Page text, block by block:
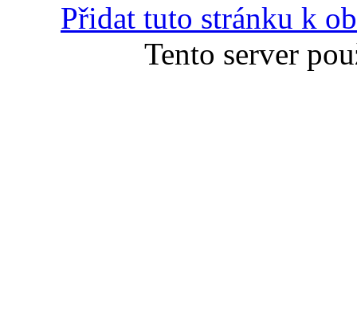
Přidat tuto stránku k
Tento server